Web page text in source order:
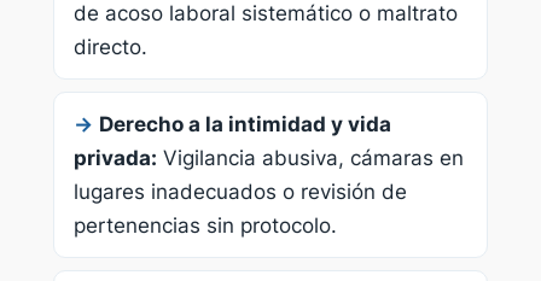
de acoso laboral sistemático o maltrato
directo.
→ Derecho a la intimidad y vida
privada: Vigilancia abusiva, cámaras en
lugares inadecuados o revisión de
pertenencias sin protocolo.